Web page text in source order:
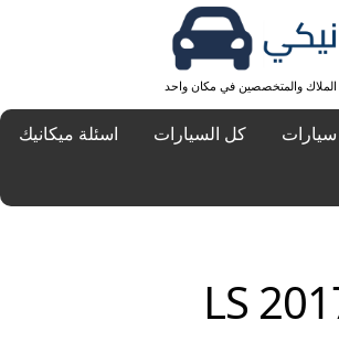
والمتخصصين في مكان واحد
سيارات كل السيارات
اسئلة ميكانيك